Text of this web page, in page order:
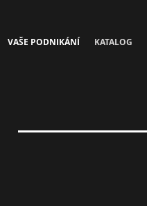
VAŠE PODNIKÁNÍ KATALOG